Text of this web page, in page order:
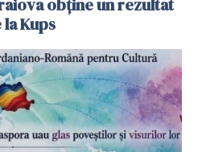
obține un rezultat
Kups